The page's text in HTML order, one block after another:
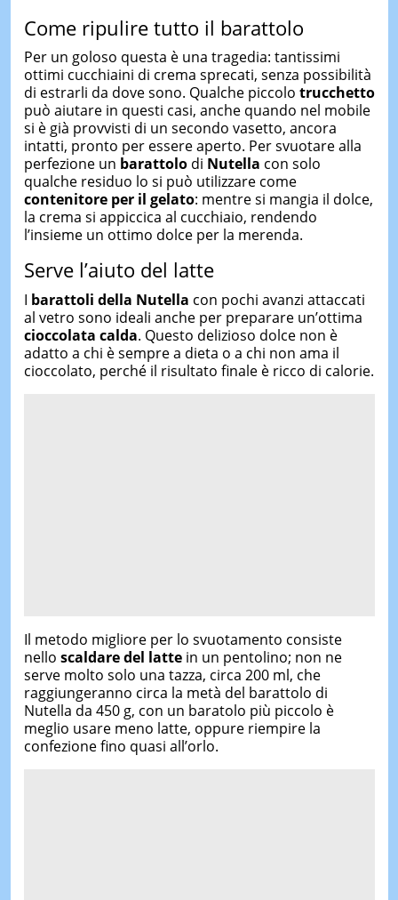
Come ripulire tutto il barattolo
Per un goloso questa è una tragedia: tantissimi
ottimi cucchiaini di crema sprecati, senza possibilità
di estrarli da dove sono. Qualche piccolo trucchetto
può aiutare in questi casi, anche quando nel mobile
si è già provvisti di un secondo vasetto, ancora
intatti, pronto per essere aperto. Per svuotare alla
perfezione un barattolodi Nutella con solo
qualche residuo lo si può utilizzare come
contenitore per il gelato: mentre si mangia il dolce,
la crema si appiccica al cucchiaio, rendendo
l’insieme un ottimo dolce per la merenda.
Serve l’aiuto del latte
I barattoli della Nutella con pochi avanzi attaccati
al vetro sono ideali anche per preparare un’ottima
cioccolata calda. Questo delizioso dolce non è
adatto a chi è sempre a dieta o a chi non ama il
cioccolato, perché il risultato finale è ricco di calorie.
Il metodo migliore per lo svuotamento consiste
nello scaldare del lattein un pentolino; non ne
serve molto solo una tazza, circa 200 ml, che
raggiungeranno circa la metà del barattolo di
Nutella da 450 g, con un baratolo più piccolo è
meglio usare meno latte, oppure riempire la
confezione fino quasi all’orlo.